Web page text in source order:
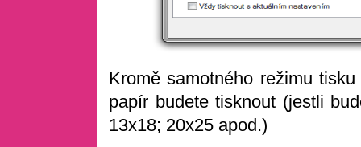
Kromě samotného režimu
papír budete tisknout (jestli
13x18; 20x25 apod.)